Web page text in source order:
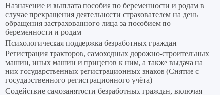
Назначение и выплата пособия по беременности и родам в
случае прекращения деятельности страхователем на день
обращения застрахованного лица за пособием по
беременности и родам
Психологическая поддержка безработных граждан
Регистрация тракторов, самоходных дорожно-строительных
машин, иных машин и прицепов к ним, а также выдача на
них государственных регистрационных знаков (Снятие с
государственного регистрационного учёта)
Содействие самозанятости безработных граждан, включая